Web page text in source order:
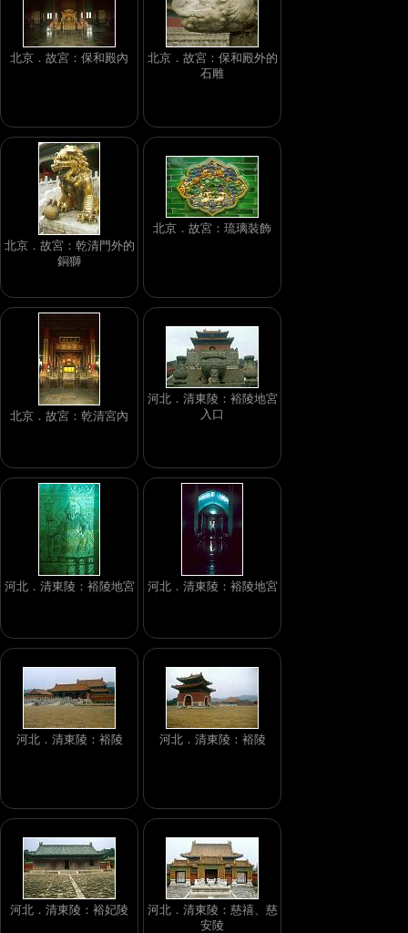
北京．故宮：保和殿內
北京．故宮：保和殿外的
石雕
北京．故宮：乾清門外的
銅獅
北京．故宮：琉璃裝飾
北京．故宮：乾清宮內
河北．清東陵：裕陵地宮
入口
河北．清東陵：裕陵地宮 河北．清東陵：裕陵地宮
河北．清東陵：裕陵 河北．清東陵：裕陵
河北．清東陵：裕妃陵
河北．清東陵：慈禧、慈
安陵